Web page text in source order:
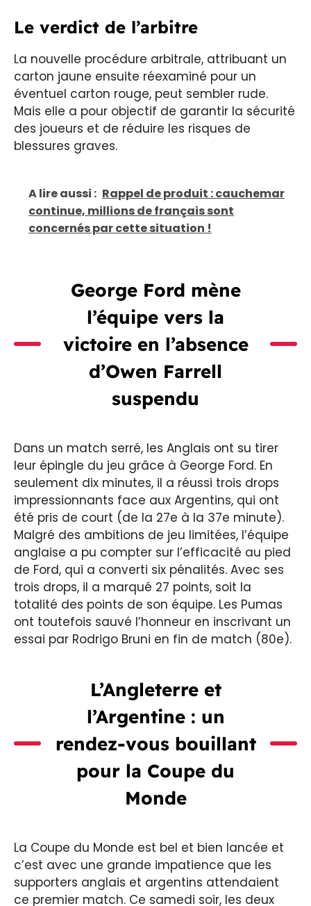
Le verdict de l’arbitre
La nouvelle procédure arbitrale, attribuant un
carton jaune ensuite réexaminé pour un
éventuel carton rouge, peut sembler rude.
Mais elle a pour objectif de garantir la sécurité
des joueurs et de réduire les risques de
blessures graves.
A lire aussi : Rappel de produit : cauchemar
continue, millions de français sont
concernés par cette situation !
George Ford mène
l’équipe vers la
victoire en l’absence
d’Owen Farrell
suspendu
Dans un match serré, les Anglais ont su tirer
leur épingle du jeu grâce à George Ford. En
seulement dix minutes, il a réussi trois drops
impressionnants face aux Argentins, qui ont
été pris de court (de la 27e à la 37e minute).
Malgré des ambitions de jeu limitées, l’équipe
anglaise a pu compter sur l’efficacité au pied
de Ford, qui a converti six pénalités. Avec ses
trois drops, il a marqué 27 points, soit la
totalité des points de son équipe. Les Pumas
ont toutefois sauvé l’honneur en inscrivant un
essai par Rodrigo Bruni en fin de match (80e).
L’Angleterre et
l’Argentine : un
rendez-vous bouillant
pour la Coupe du
Monde
La Coupe du Monde est bel et bien lancée et
c’est avec une grande impatience que les
supporters anglais et argentins attendaient
ce premier match. Ce samedi soir, les deux